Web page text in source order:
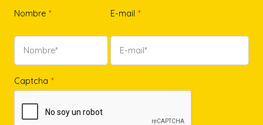
Nombre * E-mail *
Captcha *